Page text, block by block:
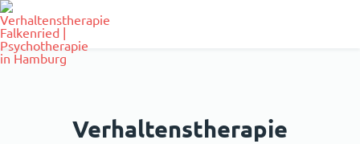
Skip
Verhaltenstherapie